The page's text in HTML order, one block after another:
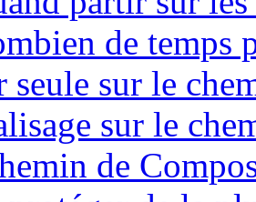
de
seule sur le
sur le
de